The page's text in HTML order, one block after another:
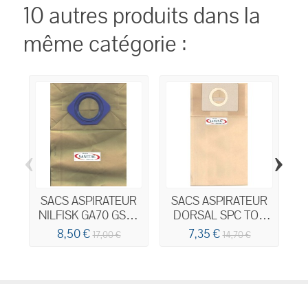
10 autres produits dans la
même catégorie :
SACS ASPIRATEUR
NILFISK GA70 GS80
GS90 GM90
8,50 €17,00 €
SACS ASPIRATEUR
DORSAL SPC TOP
SA 4018
7,35 €14,70 €
‹ ›